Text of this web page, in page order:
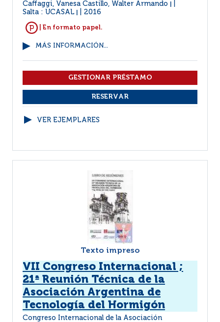
Caffaggi, Vanesa Castillo, Walter Armando
Salta : UCASAL 2016
| En formato papel.
MÁS INFORMACIÓN...
VER EJEMPLARES
Texto impreso
VII Congreso Internacional ;
21ª Reunión Técnica de la
Asociación Argentina de
Tecnología del Hormigón
Congreso Internacional de la Asociación